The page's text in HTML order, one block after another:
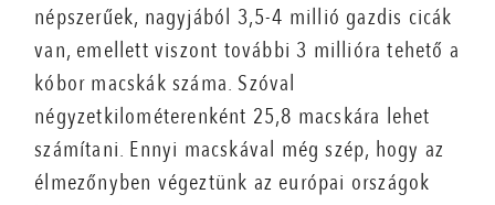
népszerűek, nagyjából 3,5-4 millió gazdis cicák
van, emellett viszont további 3 millióra tehető a
kóbor macskák száma. Szóval
négyzetkilométerenként 25,8 macskára lehet
számítani. Ennyi macskával még szép, hogy az
élmezőnyben végeztünk az európai országok